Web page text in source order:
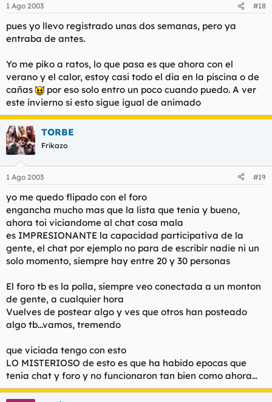
1 Ago 2003 #18
pues yo llevo registrado unas dos semanas, pero ya
entraba de antes.
Yo me piko a ratos, lo que pasa es que ahora con el
verano y el calor, estoy casi todo el dia en la piscina o de
cañas
por eso solo entro un poco cuando puedo. A ver
este invierno si esto sigue igual de animado
TORBE
Frikazo
1 Ago 2003 #19
yo me quedo flipado con el foro
engancha mucho mas que la lista que tenia y bueno,
ahora toi viciandome al chat cosa mala
es IMPRESIONANTE la capacidad participativa de la
gente, el chat por ejemplo no para de escribir nadie ni un
solo momento, siempre hay entre 20 y 30 personas
El foro tb es la polla, siempre veo conectada a un monton
de gente, a cualquier hora
Vuelves de postear algo y ves que otros han posteado
algo tb...vamos, tremendo
que viciada tengo con esto
LO MISTERIOSO de esto es que ha habido epocas que
tenia chat y foro y no funcionaron tan bien como ahora...